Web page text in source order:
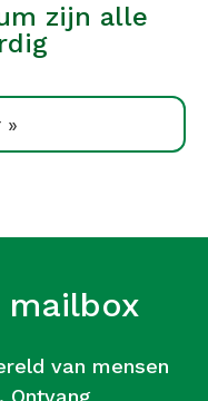
zijn alle
»
mailbox
van mensen